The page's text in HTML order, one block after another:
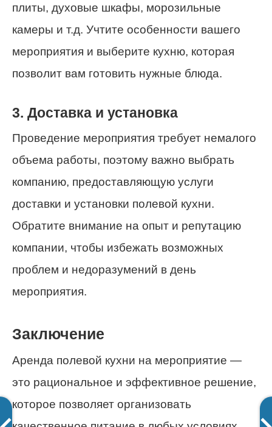
плиты, духовые шкафы, морозильные
камеры и т.д. Учтите особенности вашего
мероприятия и выберите кухню, которая
позволит вам готовить нужные блюда.
3. Доставка и установка
Проведение мероприятия требует немалого
объема работы, поэтому важно выбрать
компанию, предоставляющую услуги
доставки и установки полевой кухни.
Обратите внимание на опыт и репутацию
компании, чтобы избежать возможных
проблем и недоразумений в день
мероприятия.
Заключение
Аренда полевой кухни на мероприятие —
это рациональное и эффективное решение,
которое позволяет организовать